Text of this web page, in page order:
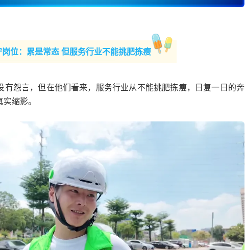
岗位：累是常态 但服务行业不能挑肥拣瘦
有怨言，但在他们看来，服务行业从不能挑肥拣瘦，日复一日的奔
缩影。